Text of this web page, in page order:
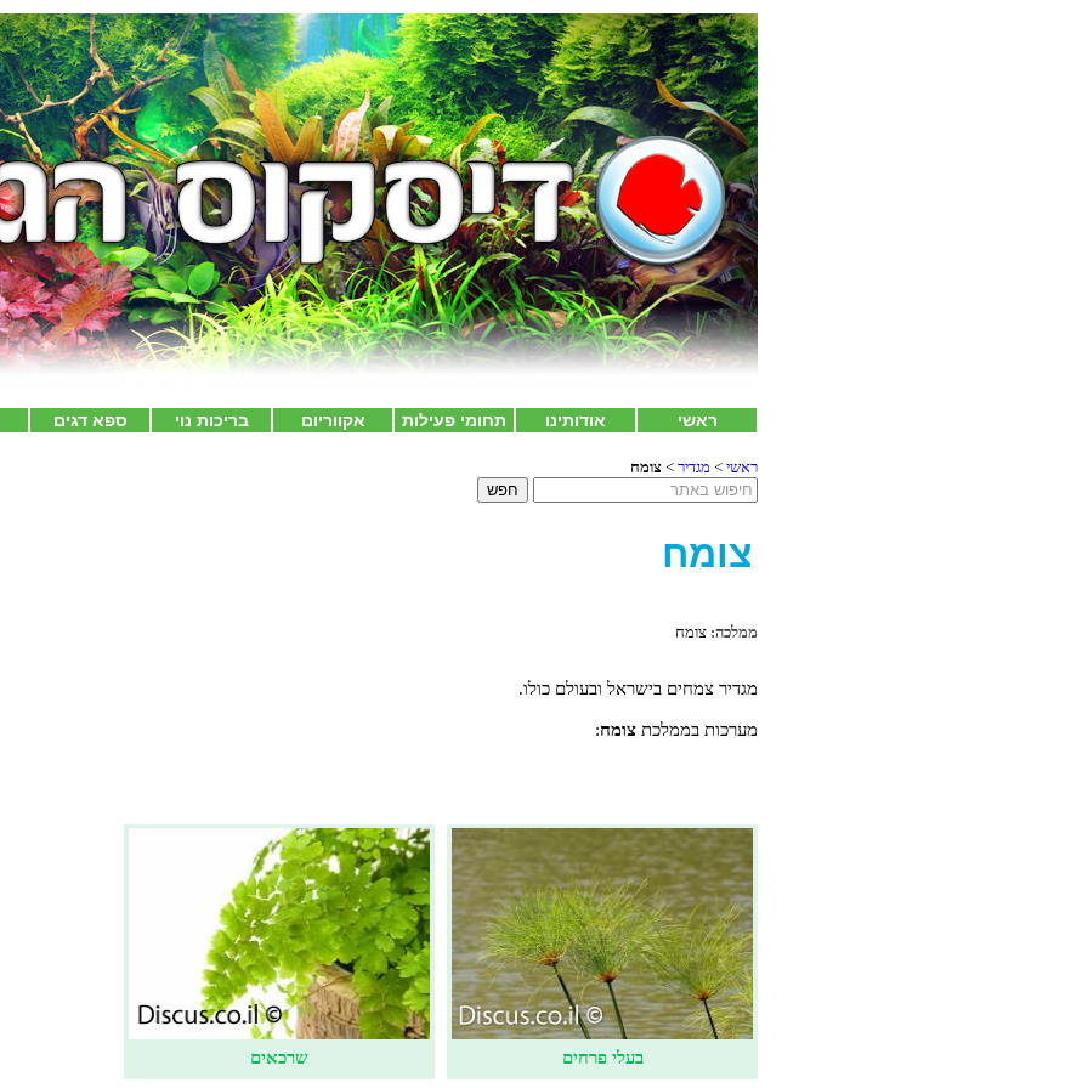
ראשי אודותינו תחומי פעילות אקווריום בריכות נוי ספא דגים
ראשי > מגדיר > צומח
צומח
ממלכה: צומח
מגדיר צמחים בישראל ובעולם כולו.
מערכות בממלכת צומח:
בעלי פרחים שרכאים